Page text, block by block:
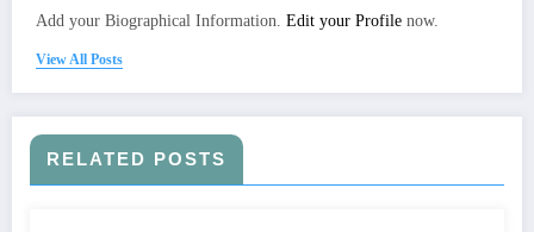
Add your Biographical Information. Edit your Profile now.
View All Posts
RELATED POSTS